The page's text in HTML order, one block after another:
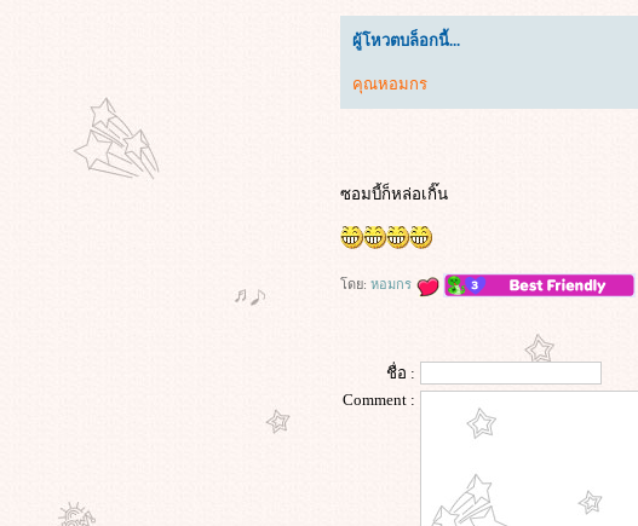
Project Hail Mary (2026) ภารกิจกู้
สุริยะ
Apex (2026) ห่วงโซ่สังหาร
KPop Demon Hunters (2025) เกิร์ล
บ้านร้า
ผู้โหวตบล็อกนี้...
คุณหอมกร
ซอมบี้ก็หล่อเกิ๊น
ดย: หอมกร
ชื่อ :
Comment :